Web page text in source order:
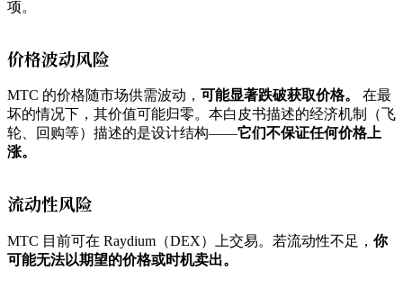
项。
价格波动风险
MTC 的价格随市场供需波动， 可能显著跌破获取价格。
在最
坏的情况下，其价值可能归零。本白皮书描述的经济机制（飞
轮、回购等）描述的是设计结构——它们不保证任何价格上
涨。
流动性风险
MTC 目前可在 Raydium（DEX）上交易。若流动性不足， 你
可能无法以期望的价格或时机卖出。